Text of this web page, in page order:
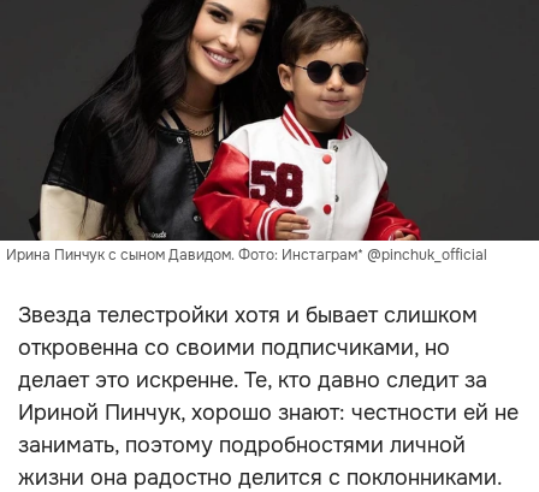
Ирина Пинчук с сыном Давидом. Фото: Инстаграм* @pinchuk_official
Звезда телестройки хотя и бывает слишком
откровенна со своими подписчиками, но
делает это искренне. Те, кто давно следит за
Ириной Пинчук, хорошо знают: честности ей не
занимать, поэтому подробностями личной
жизни она радостно делится с поклонниками.